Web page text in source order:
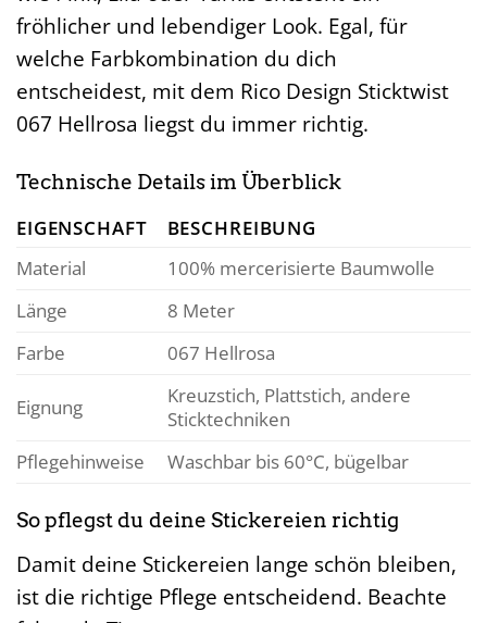
fröhlicher und lebendiger Look. Egal, für
welche Farbkombination du dich
entscheidest, mit dem Rico Design Sticktwist
067 Hellrosa liegst du immer richtig.
Technische Details im Überblick
EIGENSCHAFT
BESCHREIBUNG
Material
100% mercerisierte Baumwolle
Länge
8 Meter
Farbe
067 Hellrosa
Eignung
Kreuzstich, Plattstich, andere
Sticktechniken
Pflegehinweise
Waschbar bis 60°C, bügelbar
So pflegst du deine Stickereien richtig
Damit deine Stickereien lange schön bleiben,
ist die richtige Pflege entscheidend. Beachte